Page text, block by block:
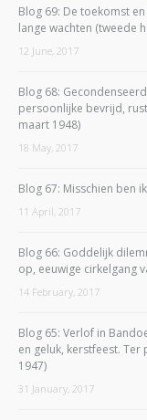
Blog 69: De toekomst
lange wachten (tweede
12 June, 2017
Blog 68:
persoonlijke bevrijd,
maart 1948)
18 May, 2017
Blog 67: Misschien ben
11 April, 2017
Blog 66: Goddelijk
op, eeuwige cirkelgang
14 February, 2017
Blog 65: Verlof in
en geluk, kerstfeest.
1947)
31 January, 2017